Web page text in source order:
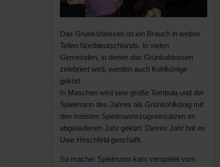
Das Grünkohlessen ist ein Brauch in weiten
Teilen Norddeutschlands. In vielen
Gemeinden, in denen das Grünkohlessen
zelebriert wird, werden auch Kohlkönige
gekürt.
In Maschen wird eine große Tombola und der
Spielmann des Jahres als Grünkohlkönig mit
den meisten Spielmannszugseinsätzen im
abgelaufenen Jahr gekürt. Dieses Jahr hat es
Uwe Hirschfeld geschafft.
So macher Spielmann kam verspätet vom